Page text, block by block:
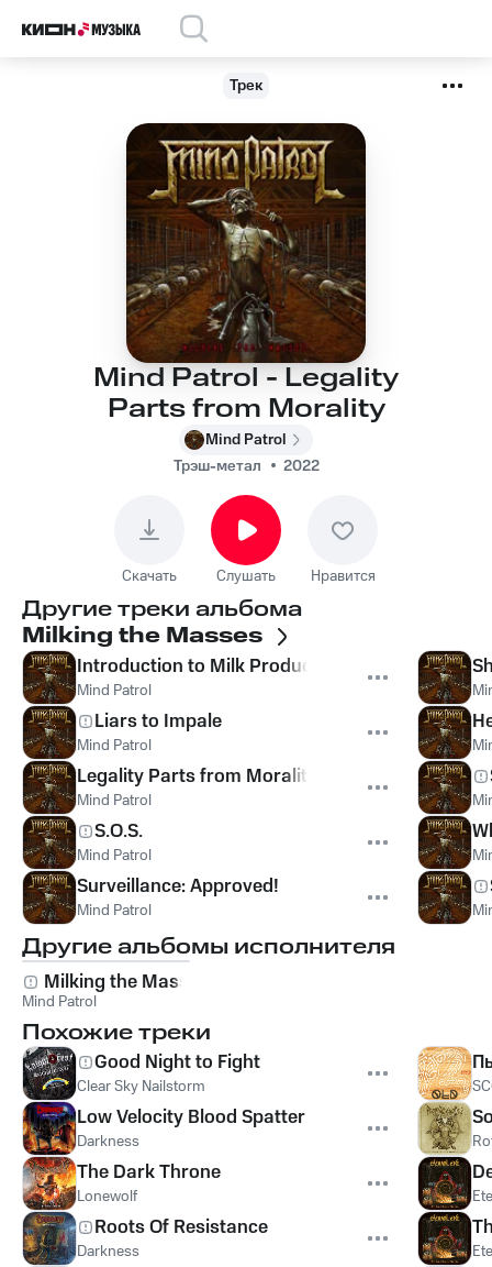
Трек
Mind Patrol - Legality
Parts from Morality
Mind Patrol
Трэш-метал
2022
Скачать Слушать Нравится
Другие треки альбома
Milking the Masses
Introduction to Milk Production
Mind Patrol
Liars to Impale
Mind Patrol
Legality Parts from Morality
Mind Patrol
S.O.S.
Mind Patrol
Surveillance: Approved!
Mind Patrol
Другие альбомы исполнителя
Milking the Masses
Mind Patrol
Похожие треки
Good Night to Fight
Clear Sky Nailstorm
Low Velocity Blood Spatter
Darkness
The Dark Throne
Lonewolf
Roots Of Resistance
Darkness